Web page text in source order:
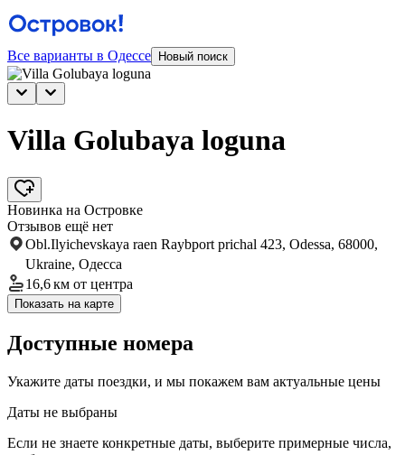
Все варианты в Одессе Новый поиск
Villa Golubaya loguna
Новинка на Островке
Отзывов ещё нет
Obl.Ilyichevskaya raen Raybport prichal 423, Odessa, 68000,
Ukraine, Одесса
16,6 км от центра
Показать на карте
Доступные номера
Укажите даты поездки, и мы покажем вам актуальные цены
Даты не выбраны
Если не знаете конкретные даты, выберите примерные числа,